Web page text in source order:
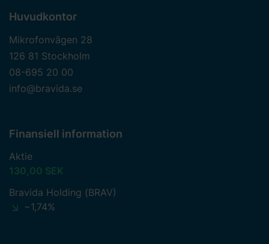
Huvudkontor
Mikrofonvägen 28
126 81 Stockholm
08-695 20 00
info@bravida.se
Finansiell information
Aktie
130,00 SEK
Bravida Holding (BRAV)
−1,74%